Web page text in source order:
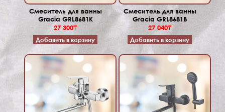
Смеситель для ванны
Gracia GRL8681K
27 300₸
Добавить в корзину
Смеситель для ванны
Gracia GRL8681B
27 040₸
Добавить в корзину